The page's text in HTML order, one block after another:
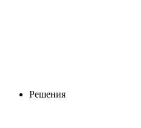
Решения